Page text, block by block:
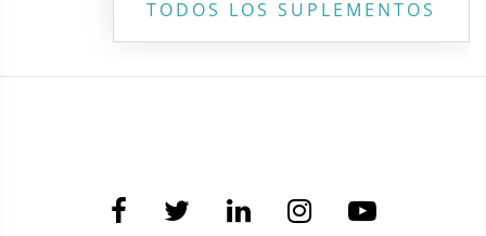
TODOS LOS SUPLEMENTOS